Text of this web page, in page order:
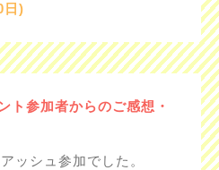
日)
ト参加者からのご感想・
ッシュ参加でした。